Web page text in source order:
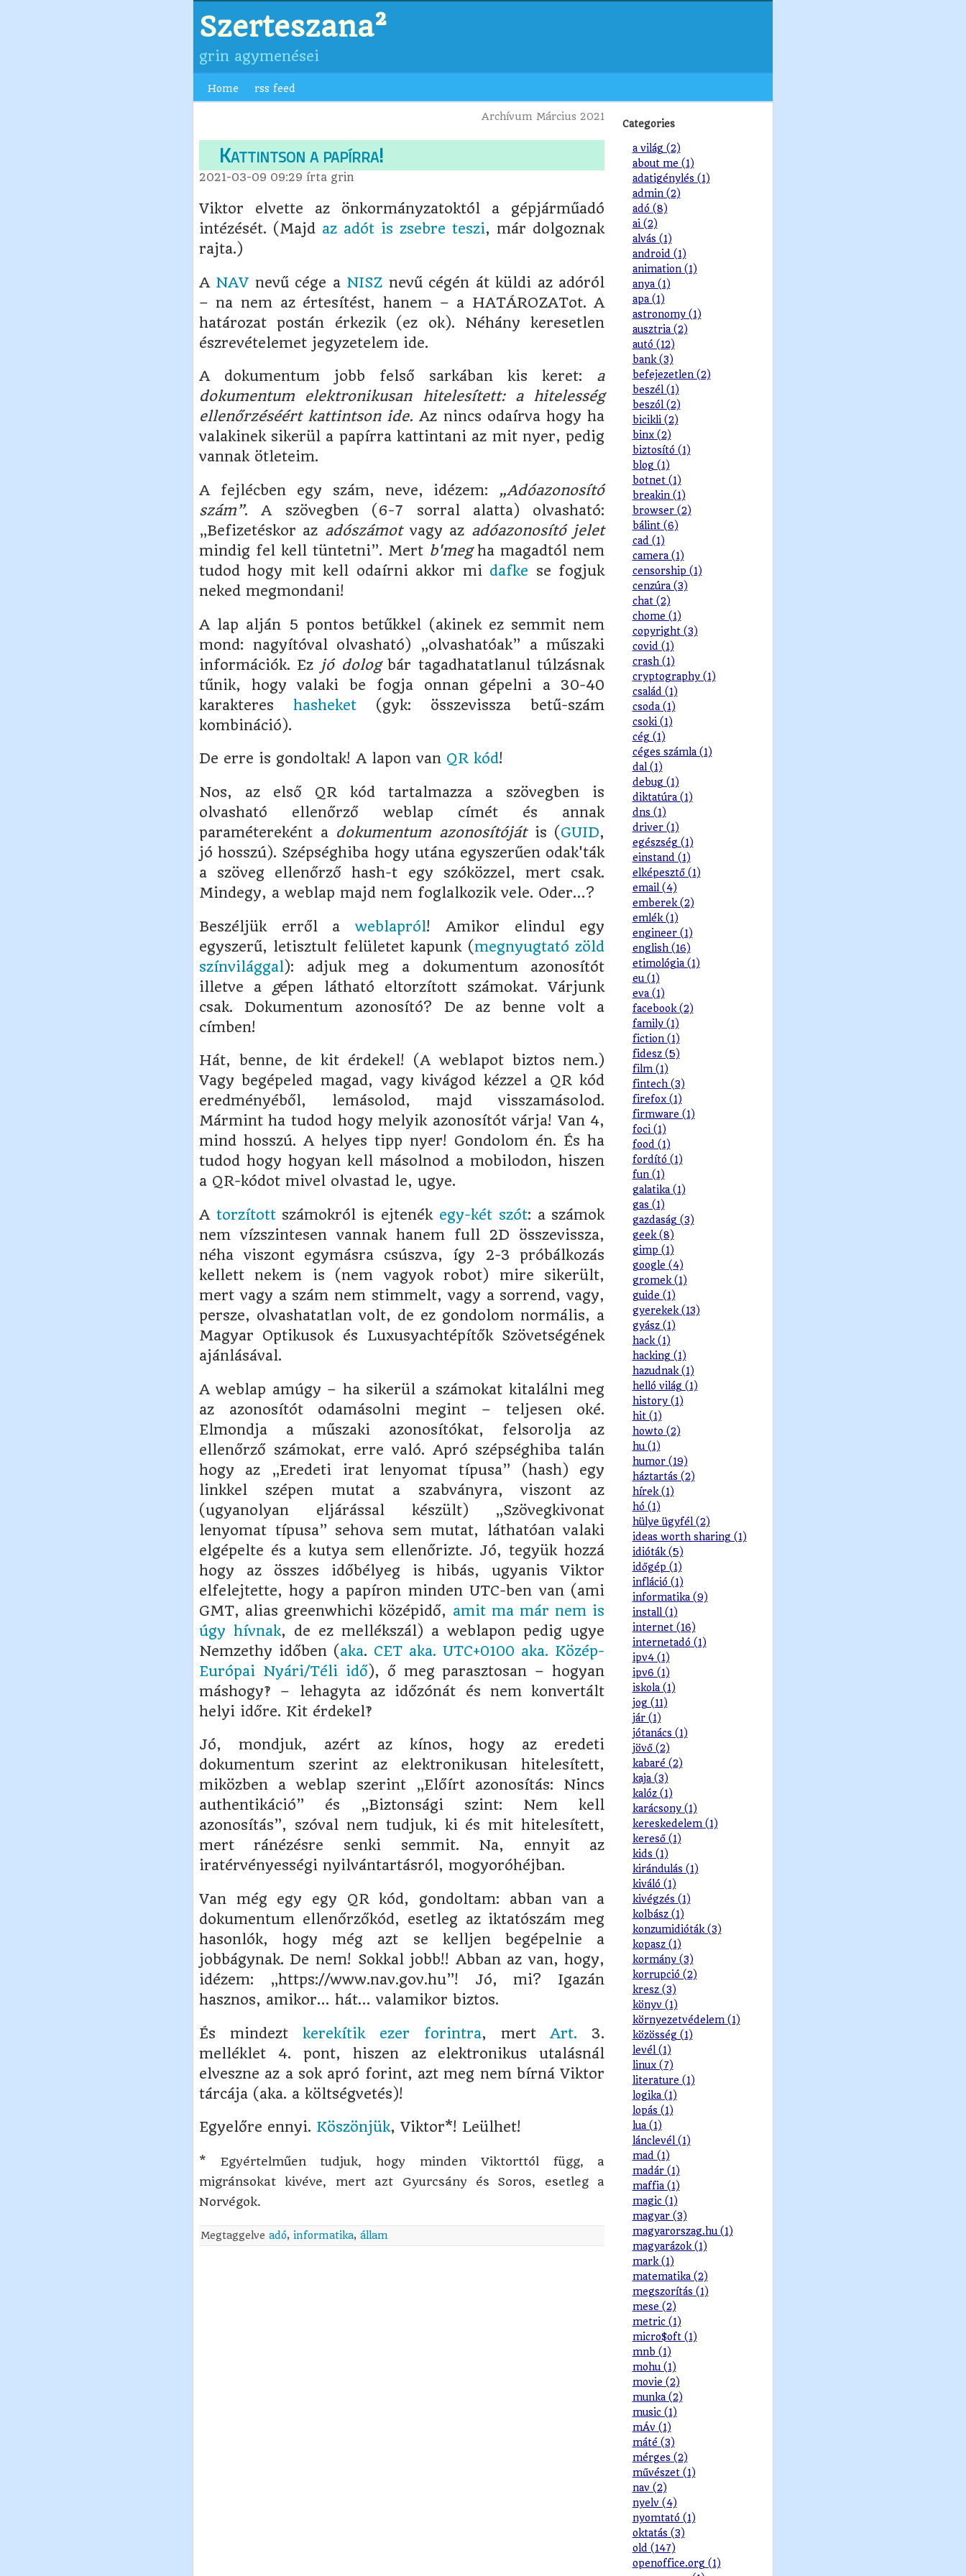
Szerteszana²
grin agymenései
Home rss feed
Archívum Március 2021
Kattintson a papírra!
2021-03-09 09:29 írta grin
Viktor elvette az önkormányzatoktól a gépjárműadó
intézését. (Majd az adót is zsebre teszi, már dolgoznak
rajta.)
A NAV nevű cége a NISZ nevű cégén át küldi az adóról
– na nem az értesítést, hanem – a HATÁROZATot. A
határozat postán érkezik (ez ok). Néhány keresetlen
észrevételemet jegyzetelem ide.
A dokumentum jobb felső sarkában kis keret: a
dokumentum elektronikusan hitelesített: a hitelesség
ellenőrzéséért kattintson ide. Az nincs odaírva hogy ha
valakinek sikerül a papírra kattintani az mit nyer, pedig
vannak ötleteim.
A fejlécben egy szám, neve, idézem: „Adóazonosító
szám”. A szövegben (6-7 sorral alatta) olvasható:
„Befizetéskor az adószámotvagy az adóazonosító jelet
mindig fel kell tüntetni”. Mert b'megha magadtól nem
tudod hogy mit kell odaírni akkor mi dafke se fogjuk
neked megmondani!
A lap alján 5 pontos betűkkel (akinek ez semmit nem
mond: nagyítóval olvasható) „olvashatóak” a műszaki
információk. Ez jó dologbár tagadhatatlanul túlzásnak
tűnik, hogy valaki be fogja onnan gépelni a 30-40
karakteres hasheket(gyk: összevissza betű-szám
kombináció).
De erre is gondoltak! A lapon van QR kód!
Nos, az első QR kód tartalmazza a szövegben is
olvasható ellenőrző weblap címét és annak
paramétereként a dokumentum azonosítójátis (GUID,
jó hosszú). Szépséghiba hogy utána egyszerűen odak'ták
a szöveg ellenőrző hash-t egy szóközzel, mert csak.
Mindegy, a weblap majd nem foglalkozik vele. Oder…?
Beszéljük erről aweblapról! Amikor elindul egy
egyszerű, letisztult felületet kapunk (megnyugtató zöld
színvilággal): adjuk meg a dokumentum azonosítót
illetve a gépen látható eltorzított számokat. Várjunk
csak. Dokumentum azonosító? De az benne volt a
címben!
Hát, benne, de kit érdekel! (A weblapot biztos nem.)
Vagy begépeled magad, vagy kivágod kézzel a QR kód
eredményéből, lemásolod, majd visszamásolod.
Mármint ha tudod hogy melyik azonosítót várja! Van 4,
mind hosszú. A helyes tipp nyer! Gondolom én. És ha
tudod hogy hogyan kell másolnod a mobilodon, hiszen
a QR-kódot mivel olvastad le, ugye.
A torzítottszámokról is ejtenék egy-két szót: a számok
nem vízszintesen vannak hanem full 2D összevissza,
néha viszont egymásra csúszva, így 2-3 próbálkozás
kellett nekem is (nem vagyok robot) mire sikerült,
mert vagy a szám nem stimmelt, vagy a sorrend, vagy,
persze, olvashatatlan volt, de ez gondolom normális, a
Magyar Optikusok és Luxusyachtépítők Szövetségének
ajánlásával.
A weblap amúgy – ha sikerül a számokat kitalálni meg
az azonosítót odamásolni megint – teljesen oké.
Elmondja a műszaki azonosítókat, felsorolja az
ellenőrző számokat, erre való. Apró szépséghiba talán
hogy az „Eredeti irat lenyomat típusa” (hash) egy
linkkel szépen mutat a szabványra, viszont az
(ugyanolyan eljárással készült) „Szövegkivonat
lenyomat típusa” sehova sem mutat, láthatóan valaki
elgépelte és a kutya sem ellenőrizte. Jó, tegyük hozzá
hogy az összes időbélyeg is hibás, ugyanis Viktor
elfelejtette, hogy a papíron minden UTC-ben van (ami
GMT, alias greenwhichi középidő, amit ma már nem is
úgy hívnak, de ez mellékszál) a weblapon pedig ugye
Nemzethy időben (aka. CET aka. UTC+0100 aka. Közép-
Európai Nyári/Téli idő), ő meg parasztosan – hogyan
máshogy‽ – lehagyta az időzónát és nem konvertált
helyi időre. Kit érdekel‽
Jó, mondjuk, azért az kínos, hogy az eredeti
dokumentum szerint az elektronikusan hitelesített,
miközben a weblap szerint „Előírt azonosítás: Nincs
authentikáció” és „Biztonsági szint: Nem kell
azonosítás”, szóval nem tudjuk, ki és mit hitelesített,
mert ránézésre senki semmit. Na, ennyit az
iratérvényességi nyilvántartásról, mogyoróhéjban.
Van még egy egy QR kód, gondoltam: abban van a
dokumentum ellenőrzőkód, esetleg az iktatószám meg
hasonlók, hogy még azt se kelljen begépelnie a
jobbágynak. De nem! Sokkal jobb!! Abban az van, hogy,
idézem: „https://www.nav.gov.hu”! Jó, mi? Igazán
hasznos, amikor… hát… valamikor biztos.
És mindezt kerekítik ezer forintra, mertArt. 3.
melléklet 4. pont, hiszen az elektronikus utalásnál
elveszne az a sok apró forint, azt meg nem bírná Viktor
tárcája (aka. a költségvetés)!
Egyelőre ennyi. Köszönjük, Viktor*! Leülhet!
* Egyértelműen tudjuk, hogy minden Viktorttól függ, a
migránsokat kivéve, mert azt Gyurcsány és Soros, esetleg a
Norvégok.
Megtaggelve adó, informatika, állam
Categories
a világ (2)
about me (1)
adatigénylés (1)
admin (2)
adó (8)
ai (2)
alvás (1)
android (1)
animation (1)
anya (1)
apa (1)
astronomy (1)
ausztria (2)
autó (12)
bank (3)
befejezetlen (2)
beszél (1)
beszól (2)
bicikli (2)
binx (2)
biztosító (1)
blog (1)
botnet (1)
breakin (1)
browser (2)
bálint (6)
cad (1)
camera (1)
censorship (1)
cenzúra (3)
chat (2)
chome (1)
copyright (3)
covid (1)
crash (1)
cryptography (1)
család (1)
csoda (1)
csoki (1)
cég (1)
céges számla (1)
dal (1)
debug (1)
diktatúra (1)
dns (1)
driver (1)
egészség (1)
einstand (1)
elképesztő (1)
email (4)
emberek (2)
emlék (1)
engineer (1)
english (16)
etimológia (1)
eu (1)
eva (1)
facebook (2)
family (1)
fiction (1)
fidesz (5)
film (1)
fintech (3)
firefox (1)
firmware (1)
foci (1)
food (1)
fordító (1)
fun (1)
galatika (1)
gas (1)
gazdaság (3)
geek (8)
gimp (1)
google (4)
gromek (1)
guide (1)
gyerekek (13)
gyász (1)
hack (1)
hacking (1)
hazudnak (1)
helló világ (1)
history (1)
hit (1)
howto (2)
hu (1)
humor (19)
háztartás (2)
hírek (1)
hó (1)
hülye ügyfél (2)
ideas worth sharing (1)
idióták (5)
időgép (1)
infláció (1)
informatika (9)
install (1)
internet (16)
internetadó (1)
ipv4 (1)
ipv6 (1)
iskola (1)
jog (11)
jár (1)
jótanács (1)
jövő (2)
kabaré (2)
kaja (3)
kalóz (1)
karácsony (1)
kereskedelem (1)
kereső (1)
kids (1)
kirándulás (1)
kiváló (1)
kivégzés (1)
kolbász (1)
konzumidióták (3)
kopasz (1)
kormány (3)
korrupció (2)
kresz (3)
könyv (1)
környezetvédelem (1)
közösség (1)
levél (1)
linux (7)
literature (1)
logika (1)
lopás (1)
lua (1)
lánclevél (1)
mad (1)
madár (1)
maffia (1)
magic (1)
magyar (3)
magyarorszag.hu (1)
magyarázok (1)
mark (1)
matematika (2)
megszorítás (1)
mese (2)
metric (1)
micro$oft (1)
mnb (1)
mohu (1)
movie (2)
munka (2)
music (1)
mÁv (1)
máté (3)
mérges (2)
művészet (1)
nav (2)
nyelv (4)
nyomtató (1)
oktatás (3)
old (147)
openoffice.org (1)